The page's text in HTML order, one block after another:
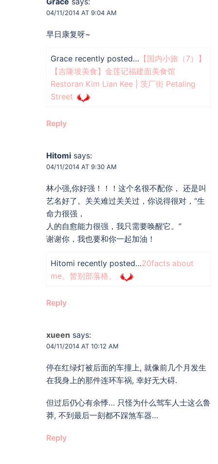
04/11/2014 AT 9:04 AM
早日康复呀~
Grace recently posted… 【国内小旅（7）】
【吉隆坡美食】金莲记福建面美食馆
Restoran Kim Lian Kee | 茨厂街 Petaling
Street
Reply
Hitomi says:
04/11/2014 AT 9:30 AM
林小强,你好强！！！这个名很不配你， 还是叫
艺名好了。关关难过关关过，你说得很对，“生
命力很强，
人的自愈能力很强，我只需要唤醒它。”
谢谢你，我也要和你一起加油！
Hitomi recently posted…20facts about
me。暂别部落格。
Reply
xueen says:
04/11/2014 AT 10:12 AM
停在红绿灯被后面的车撞上, 就像前几个月发生
在我身上的那件连环车祸, 幸好无大碍.
但过后仍心有余悸… 只怪为什么驾车人士这么鲁
莽, 不到最后一刻都不踩煞车器…
Reply